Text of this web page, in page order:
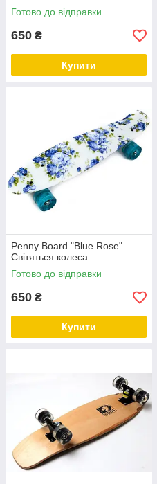
Готово до відправки
650 ₴
Купити
Penny Board "Blue Rose"
Світяться колеса
Готово до відправки
650 ₴
Купити